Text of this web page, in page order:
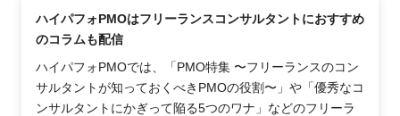
ハイパフォPMOはフリーランスコンサルタントにおすすめ
のコラムも配信
ハイパフォPMOでは、「PMO特集 〜フリーランスのコン
サルタントが知っておくべきPMOの役割〜」や「優秀なコ
ンサルタントにかぎって陥る5つのワナ」などのフリーラ